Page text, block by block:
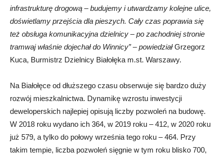
infrastrukturę drogową – budujemy i utwardzamy kolejne ulice,
doświetlamy przejścia dla pieszych. Cały czas poprawia się
też obsługa komunikacyjna dzielnicy – po zachodniej stronie
tramwaj właśnie dojechał do Winnicy” – powiedziałGrzegorz
Kuca, Burmistrz Dzielnicy Białołęka m.st. Warszawy.
Na Białołęce od dłuższego czasu obserwuje się bardzo duży
rozwój mieszkalnictwa. Dynamikę wzrostu inwestycji
deweloperskich najlepiej opisują liczby pozwoleń na budowę.
W 2018 roku wydano ich 364, w 2019 roku – 412, w 2020 roku
już 579, a tylko do połowy września tego roku – 464. Przy
takim tempie, liczba pozwoleń sięgnie w tym roku blisko 700,